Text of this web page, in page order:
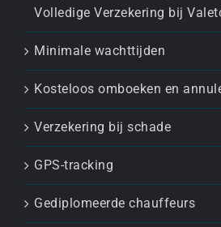
Volledige Verzekering bij
Minimale wachttijden
Kosteloos omboeken en
Verzekering bij schade
GPS-tracking
Gediplomeerde chauffeurs